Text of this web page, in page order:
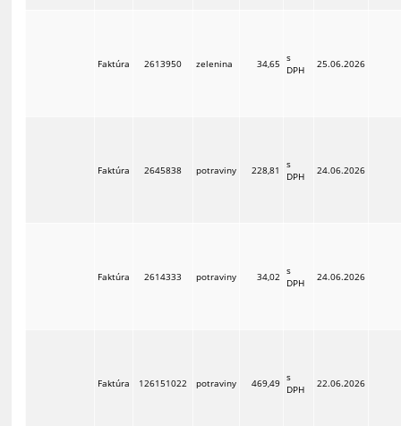
Faktúra 2613950 zelenina 34,65 s
DPH
25.06.2026
Faktúra 2645838 potraviny 228,81
s
DPH
24.06.2026
Faktúra 2614333 potraviny 34,02 s
DPH
24.06.2026
Faktúra 126151022 potraviny 469,49 s
DPH
22.06.2026